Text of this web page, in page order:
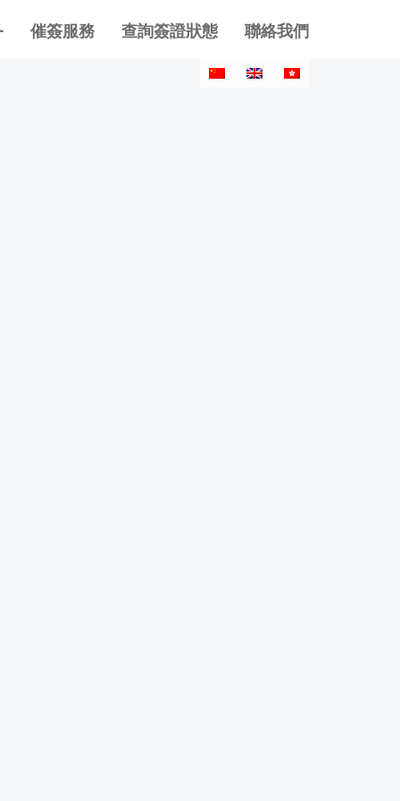
催簽服務 查詢簽證狀態 聯絡我們